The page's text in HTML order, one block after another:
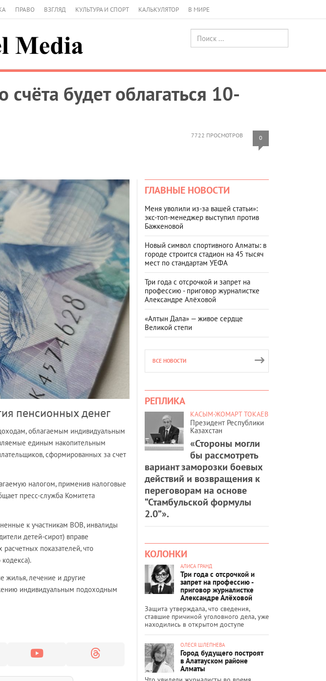
ПРАВО ВЗГЛЯД КУЛЬТУРА И СПОРТ КАЛЬКУЛЯТОР В МИРЕ
счёта будет облагаться 10-
7722 ПРОСМОТРОВ 0
пенсионных денег
облагаемым индивидуальным
единым накопительным
сформированных за счет
налогом, применив налоговые
пресс-служба Комитета
к участникам ВОВ, инвалиды
детей-сирот) вправе
показателей, что
жилья, лечение и другие
индивидуальным подоходным
ГЛАВНЫЕ НОВОСТИ
Меня уволили из-за вашей статьи»:
экс-топ-менеджер выступил против
Бажкеновой
Новый символ спортивного Алматы: в
городе строится стадион на 45 тысяч
мест по стандартам УЕФА
Три года с отсрочкой и запрет на
профессию - приговор журналистке
Александре Алёховой
«Алтын Дала» — живое сердце
Великой степи
ВСЕ НОВОСТИ
РЕПЛИКА
КАСЫМ-ЖОМАРТ ТОКАЕВ
Президент Республики
Казахстан
«Стороны могли
бы рассмотреть
вариант заморозки боевых
действий и возвращения к
переговорам на основе
“Стамбульской формулы
2.0”».
КОЛОНКИ
АЛИСА ГРАНД
Три года с отсрочкой и
запрет на профессию -
приговор журналистке
Александре Алёховой
Защита утверждала, что сведения,
ставшие причиной уголовного дела, уже
находились в открытом доступе
ОЛЕСЯ ШЛЕПНЕВА
Город будущего построят
в Алатауском районе
Алматы